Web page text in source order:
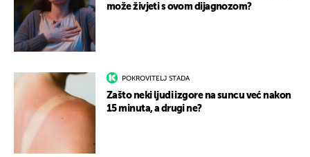
može živjeti s ovom dijagnozom?
POKROVITELJ STADA
Zašto neki ljudi izgore na suncu već nakon
15 minuta, a drugi ne?